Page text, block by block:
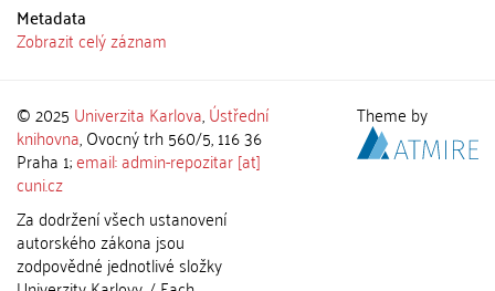
Metadata
Zobrazit celý záznam
© 2025 Univerzita Karlova,Ústřední
knihovna, Ovocný trh 560/5, 116 36
Praha 1;email: admin-repozitar [at]
cuni.cz
Za dodržení všech ustanovení
autorského zákona jsou
zodpovědné jednotlivé složky
Theme by